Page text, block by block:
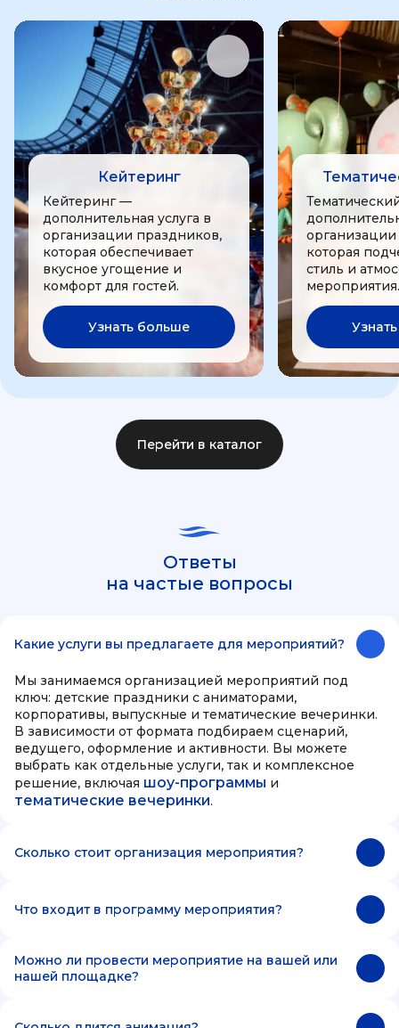
Кейтеринг
Кейтеринг —
дополнительная услуга в
организации праздников,
которая обеспечивает
вкусное угощение и
комфорт для гостей.
Узнать больше
которая
стиль и
мероприятия.
Перейти в каталог
Ответы
на частые вопросы
Какие услуги вы предлагаете для мероприятий?
Мы занимаемся организацией мероприятий под
ключ: детские праздники с аниматорами,
корпоративы, выпускные и тематические вечеринки.
В зависимости от формата подбираем сценарий,
ведущего, оформление и активности. Вы можете
выбрать как отдельные услуги, так и комплексное
решение, включая шоу-программы и
тематические вечеринки.
Сколько стоит организация мероприятия?
Что входит в программу мероприятия?
Можно ли провести мероприятие на вашей или
нашей площадке?